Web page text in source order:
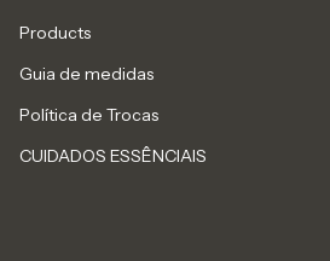
Products
Guia de medidas
Política de Trocas
CUIDADOS ESSÊNCIAIS